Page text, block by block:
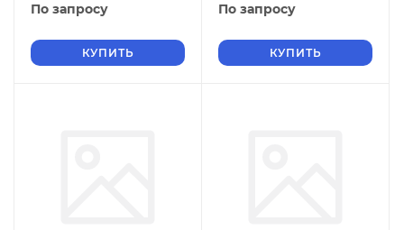
По запросу
КУПИТЬ
По запросу
КУПИТЬ